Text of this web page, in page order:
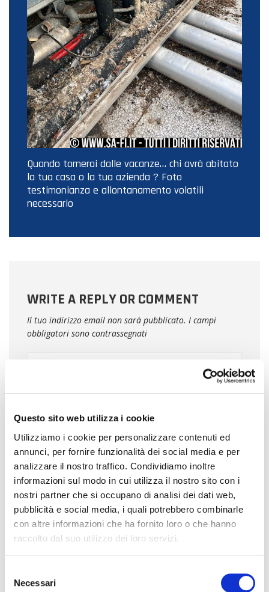
Questo sito web utilizza i cookie
Utilizziamo i cookie per personalizzare contenuti ed
annunci, per fornire funzionalità dei social media e per
analizzare il nostro traffico. Condividiamo inoltre
informazioni sul modo in cui utilizza il nostro sito con i
nostri partner che si occupano di analisi dei dati web,
pubblicità e social media, i quali potrebbero combinarle
con altre informazioni che ha fornito loro o che hanno
raccolto dal suo utilizzo dei loro servizi.
Necessari
Quando tornerai dalle vacanze… chi avrà abitato
la tua casa o la tua azienda ? Foto
testimonianza e allontanamento volatili
necessario
WRITE A REPLY OR COMMENT
Il tuo indirizzo email non sarà pubblicato. I campi
obbligatori sono contrassegnati
NOME